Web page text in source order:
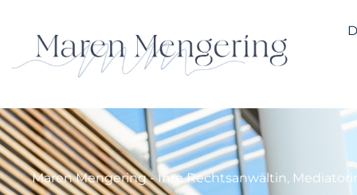
Maren Mengering - Ihre Rechtsanwältin,